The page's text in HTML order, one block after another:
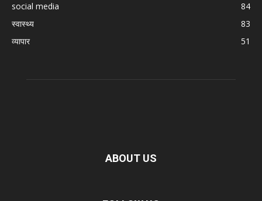
social media
84
स्वास्थ्य
83
व्यापार
51
ABOUT US